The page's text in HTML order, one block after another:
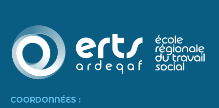
COORDONNÉES :